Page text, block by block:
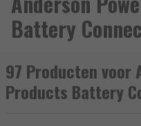
Battery
97 Producten voor
Products Battery